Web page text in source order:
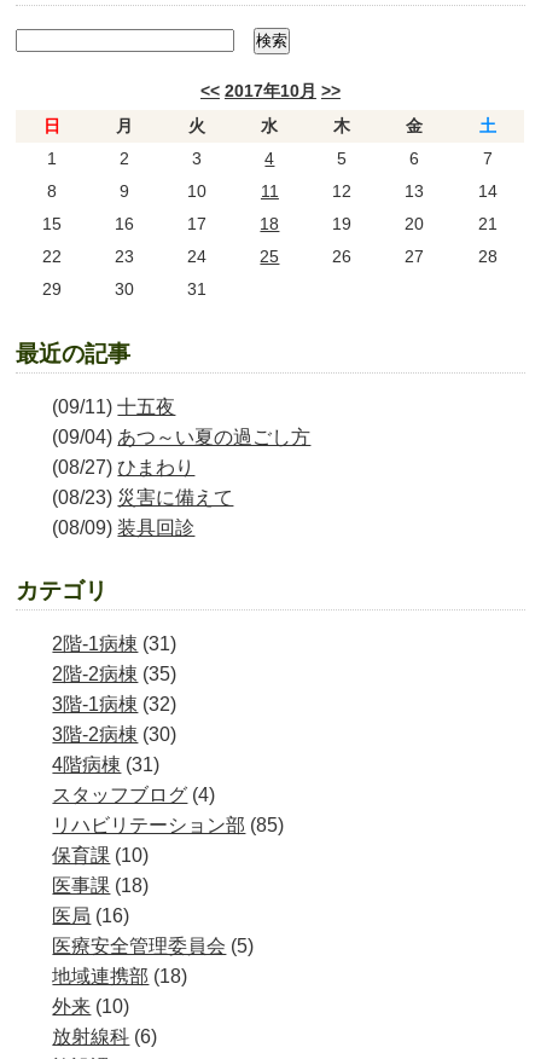
<< 2017年10月 >>
日
月 火 水 木 金
土
1
2 3 4 5 6
7
8
9 10 11 12 13
14
15
16 17 18 19 20
21
22
23 24 25 26 27
28
29
30 31
最近の記事
(09/11)十五夜
(09/04) あつ～い夏の過ごし方
(08/27) ひまわり
(08/23) 災害に備えて
(08/09)装具回診
カテゴリ
2階-1病棟 (31)
2階-2病棟 (35)
3階-1病棟 (32)
3階-2病棟 (30)
4階病棟 (31)
スタッフブログ (4)
リハビリテーション部 (85)
保育課 (10)
医事課 (18)
医局 (16)
医療安全管理委員会 (5)
地域連携部 (18)
外来 (10)
放射線科 (6)